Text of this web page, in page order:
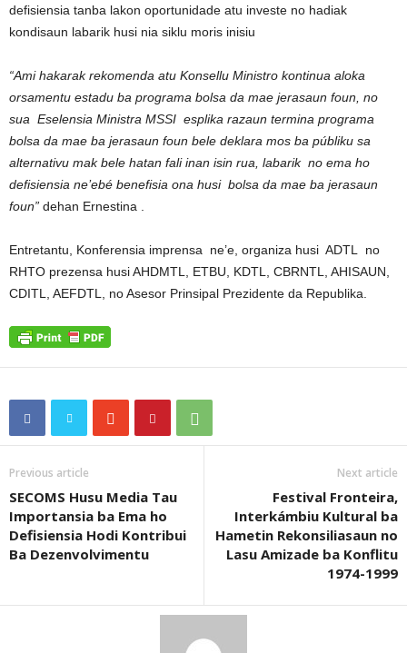
defisiensia tanba lakon oportunidade atu investe no hadiak
kondisaun labarik husi nia siklu moris inisiu
“Ami hakarak rekomenda atu Konsellu Ministro kontinua aloka
orsamentu estadu ba programa bolsa da mae jerasaun foun, no
sua Eselensia Ministra MSSI esplika razaun termina programa
bolsa da mae ba jerasaun foun bele deklara mos ba públiku sa
alternativu mak bele hatan fali inan isin rua, labarik no ema ho
defisiensia ne’ebé benefisia ona husi bolsa da mae ba jerasaun
foun” dehan Ernestina .
Entretantu, Konferensia imprensa ne’e, organiza husi ADTL no
RHTO prezensa husi AHDMTL, ETBU, KDTL, CBRNTL, AHISAUN,
CDITL, AEFDTL, no Asesor Prinsipal Prezidente da Republika.
Previous article
SECOMS Husu Media Tau
Importansia ba Ema ho
Defisiensia Hodi Kontribui
Ba Dezenvolvimentu
Next article
Festival Fronteira,
Interkámbiu Kultural ba
Hametin Rekonsiliasaun no
Lasu Amizade ba Konflitu
1974-1999